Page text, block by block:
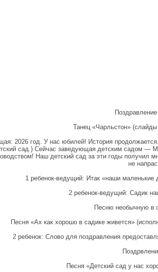
Танец «Чарльстон»
2026 год. У нас юбилей! История
сад.) Сейчас заведующая детским садом —
Наш детский сад за эти годы получил
не
1 ребенок-ведущий: Итак «наши
2 ребенок-ведущий: Садик
Песню необычную в
Песня «Ах как хорошо в садике живется»
2 ребенок: Слово для поздравления
Песня «Детский сад у нас